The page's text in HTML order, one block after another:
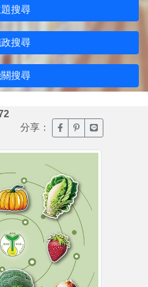
搜尋
搜尋
搜尋
分享： 臉書分享(另開新視窗)
噗浪分享(另開新
Line分享(另